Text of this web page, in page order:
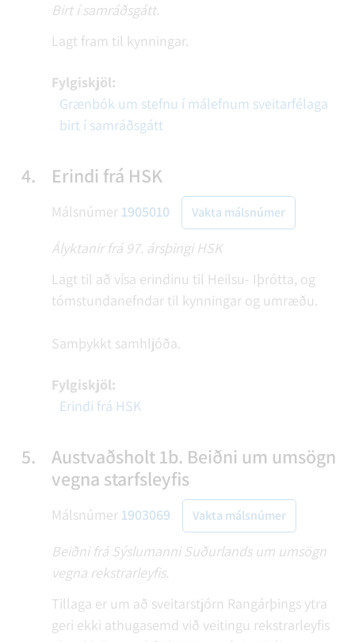
Birt í samráðsgátt.
Lagt fram til kynningar.
Fylgiskjöl:
Grænbók um stefnu í málefnum sveitarfélaga
birt í samráðsgátt
4. Erindi frá HSK
Málsnúmer 1905010 Vakta málsnúmer
Ályktanir frá 97. ársþingi HSK
Lagt til að vísa erindinu til Heilsu- Iþrótta, og
tómstundanefndar til kynningar og umræðu.
Samþykkt samhljóða.
Fylgiskjöl:
Erindi frá HSK
5.
Austvaðsholt 1b. Beiðni um umsögn
vegna starfsleyfis
Málsnúmer 1903069 Vakta málsnúmer
Beiðni frá Sýslumanni Suðurlands um umsögn
vegna rekstrarleyfis.
Tillaga er um að sveitarstjórn Rangárþings ytra
geri ekki athugasemd við veitingu rekstrarleyfis